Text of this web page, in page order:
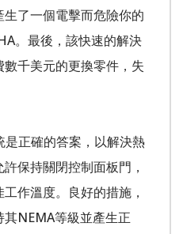
了一個電擊而危險你的
。最後，該快速的解決
千美元的更換零件，失
是正確的答案，以解決熱
保持關閉控制面板門，
作溫度。良好的措施，
NEMA等級並產生正